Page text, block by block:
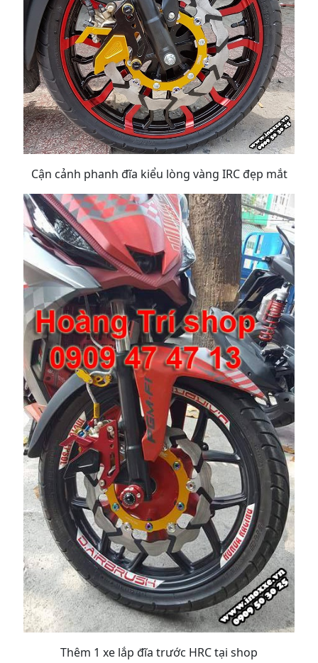
Cận cảnh phanh đĩa kiểu lòng vàng IRC đẹp mắt
Thêm 1 xe lắp đĩa trước HRC tại shop